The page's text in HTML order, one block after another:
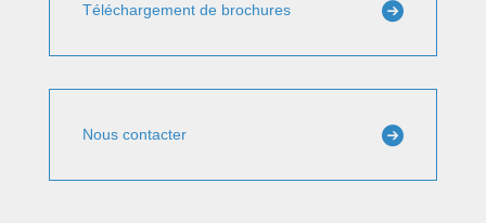
Téléchargement de brochures
Nous contacter